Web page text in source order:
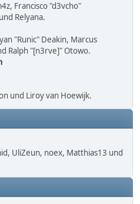
Francisco "d3vcho"
Relyana.
"Runic" Deakin, Marcus
Ralph "[n3rve]" Otowo.
und Liroy van Hoewijk.
UliZeun, noex, Matthias13 und